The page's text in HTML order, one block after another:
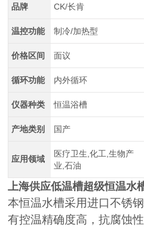
品牌 CK/长肯
温控功能 制冷/加热型
价格区间 面议
循环功能 内外循环
仪器种类 恒温浴槽
产地类别 国产
应用领域
医疗卫生,化工,生物产
业,石油
上海供应低温槽超级恒温水
本恒温水槽采用进口不锈
有控温精确度高，抗腐蚀